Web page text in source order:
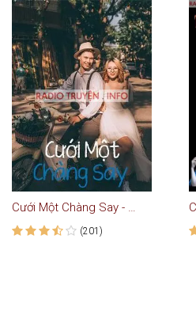
Cưới Một Chàng Say - Truyện Ngắn
(201)